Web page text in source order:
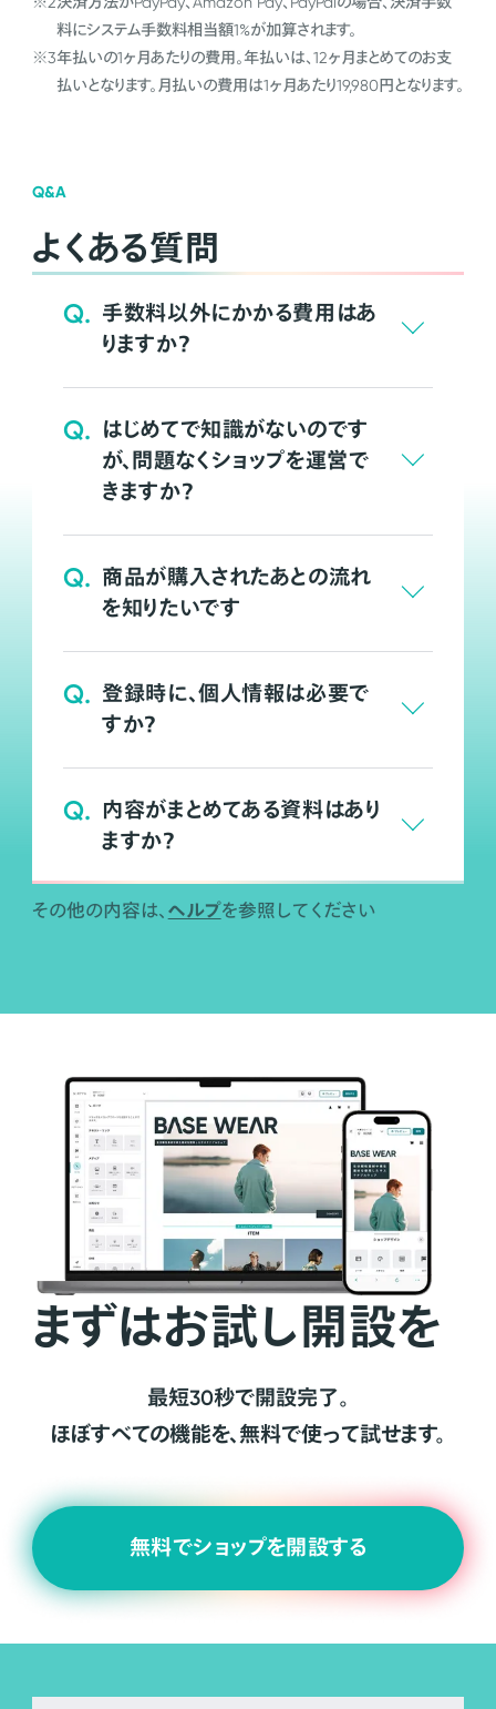
料にシステム手数料相当額1%が加算されます。
※3年払いの1ヶ月あたりの費用。年払いは、12ヶ月まとめてのお支
払いとなります。月払いの費用は1ヶ月あたり19,980円となります。
Q&A
よくある質問
Q. 手数料以外にかかる費用はあ
りますか？
Q. はじめてで知識がないのです
が、問題なくショップを運営で
きますか？
Q. 商品が購入されたあとの流れ
を知りたいです
Q. 登録時に、個人情報は必要で
すか？
Q. 内容がまとめてある資料はあり
ますか？
その他の内容は、 ヘルプを参照してください
まずはお試し開設を
最短30秒で開設完了。
ほぼすべての機能を、無料で使って試せます。
無料でショップを開設する